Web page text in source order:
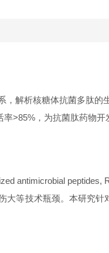
，解析核糖体抗菌多肽
>85%，为抗菌肽药物开
antimicrobial
大等技术瓶颈。本研究